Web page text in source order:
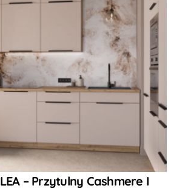
– Przytulny Cashmere I